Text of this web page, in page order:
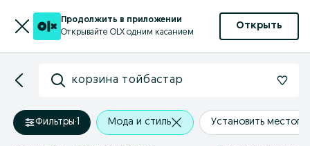
Продолжить в приложении
Открывайте OLX одним касанием
Открыть
корзина тойбастар
Фильтры·1 Мода и стиль Установить